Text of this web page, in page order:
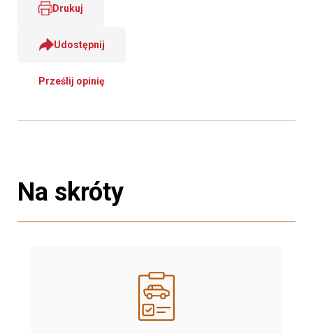
Drukuj
Udostępnij
Prześlij opinię
Na skróty